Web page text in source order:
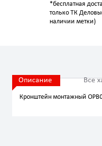
*бесплатная
только ТК
наличии метки)
Описание Все
Кронштейн монтажный